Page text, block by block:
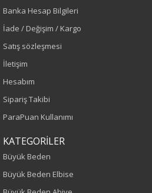
Sezon
Yaş Grubu
Bel
Banka Hesap Bilgileri
İade / Değişim / Kargo
Satış sözleşmesi
İletişim
Hesabım
Sipariş Takibi
ParaPuan Kullanımı
KATEGORİLER
Büyük Beden
Büyük Beden Elbise